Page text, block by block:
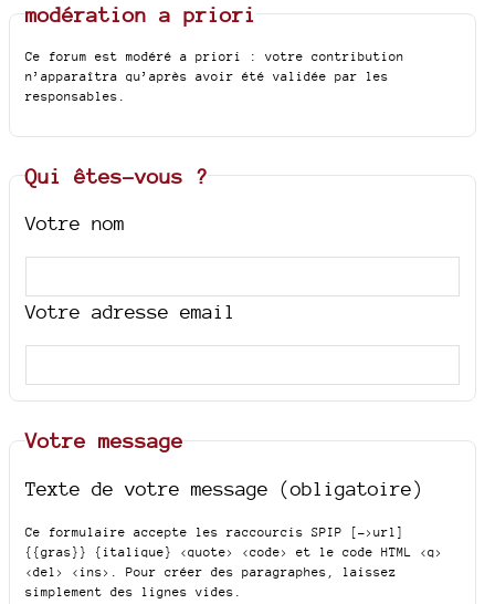
modération a priori
Ce forum est modéré a priori : votre contribution
n’apparaîtra qu’après avoir été validée par les
responsables.
Qui êtes-vous ?
Votre nom
Votre adresse email
Votre message
Texte de votre message (obligatoire)
Ce formulaire accepte les raccourcis SPIP
[->url]
{{gras}} {italique} <quote> <code>
et le code HTML <q>
<del> <ins>
. Pour créer des paragraphes, laissez
simplement des lignes vides.